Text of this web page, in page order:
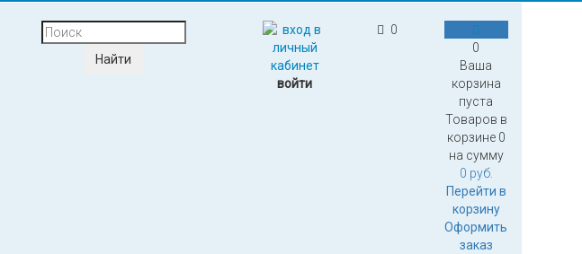
0
Ваша
корзина
пуста
Товаров в
корзине 0
на сумму
0 руб.
Перейти в
корзину
Оформить
заказ
0
войти